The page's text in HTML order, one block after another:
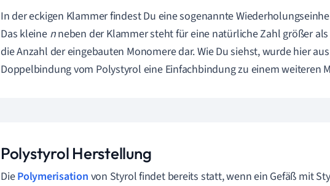
In der eckigen Klammer findest Du eine sogenannte
Das kleine nneben der Klammer steht für eine natürliche Zahl größer
die Anzahl der eingebauten Monomere dar.Wie Du siehst, wurde hier
Doppelbindung vom Polystyrol eine Einfachbindung zu einem weiteren
Polystyrol Herstellung
DiePolymerisation von Styrol findet bereits statt, wenn ein Gefäß mit